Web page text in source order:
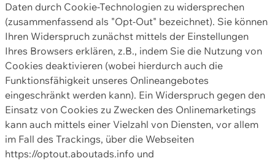
Daten durch Cookie-Technologien zu widersprechen
(zusammenfassend als "Opt-Out" bezeichnet). Sie können
Ihren Widerspruch zunächst mittels der Einstellungen
Ihres Browsers erklären, z.B., indem Sie die Nutzung von
Cookies deaktivieren (wobei hierdurch auch die
Funktionsfähigkeit unseres Onlineangebotes
eingeschränkt werden kann). Ein Widerspruch gegen den
Einsatz von Cookies zu Zwecken des Onlinemarketings
kann auch mittels einer Vielzahl von Diensten, vor allem
im Fall des Trackings, über die Webseiten
https://optout.aboutads.info und